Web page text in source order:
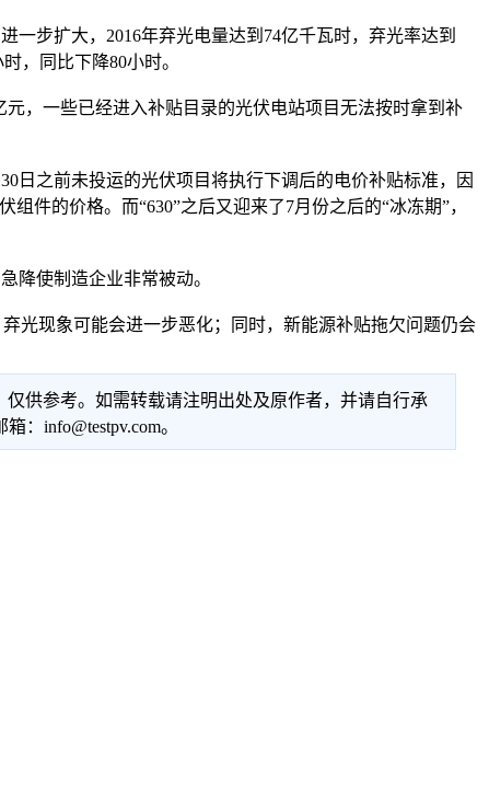
步扩大，2016年弃光电量达到74亿千瓦时，弃光率达到
，同比下降80小时。
，一些已经进入补贴目录的光伏电站项目无法按时拿到补
日之前未投运的光伏项目将执行下调后的电价补贴标准，因
件的价格。而“630”之后又迎来了7月份之后的“冰冻期”，
降使制造企业非常被动。
光现象可能会进一步恶化；同时，新能源补贴拖欠问题仍会
供参考。如需转载请注明出处及原作者，并请自行承
：info@testpv.com。